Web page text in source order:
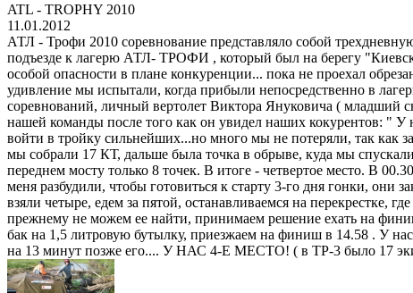
ATL - TROPHY 2010
11.01.2012
АТЛ - Трофи 2010 соревнование представляло собой
подъезде к лагерю АТЛ- ТРОФИ , который был на берегу
особой опасности в плане конкуренции... пока не проехал
удивление мы испытали, когда прибыли непосредственно в
соревнований, личный вертолет Виктора Януковича ( младший
нашей команды после того как он увидел наших кокурентов: " У
войти в тройку сильнейших...но много мы не потеряли, так как
мы собрали 17 КТ, дальше была точка в обрыве, куда мы
переднем мосту только 8 точек. В итоге - четвертое место. В
меня разбудили, чтобы готовиться к старту 3-го дня гонки,
взяли четыре, едем за пятой, останавливаемся на перекрестке,
прежнему не можем ее найти, принимаем решение ехать на
бак на 1,5 литровую бутылку, приезжаем на финиш в 14.58 . У
на 13 минут позже его.... У НАС 4-Е МЕСТО! ( в ТР-3 было 17